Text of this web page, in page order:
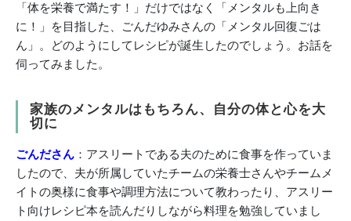
「体を栄養で満たす！」だけではなく「メンタルも上向き
に！」を目指した、ごんだゆみさんの「メンタル回復ごは
ん」。どのようにしてレシピが誕生したのでしょう。お話を
伺ってみました。
家族のメンタルはもちろん、自分の体と心を大
切に
ごんださん ：アスリートである夫のために食事を作っていま
したので、夫が所属していたチームの栄養士さんやチームメ
イトの奥様に食事や調理方法について教わったり、アスリー
ト向けレシピ本を読んだりしながら料理を勉強していまし